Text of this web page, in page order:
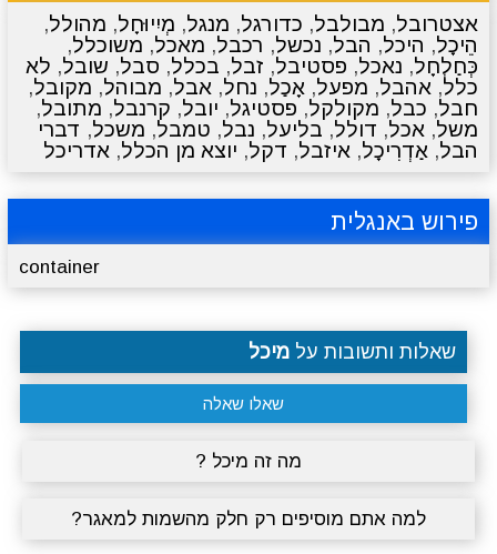
אצטרובל, מבולבל, כדורגל, מנגל, מְיִיוּחָל, מהולל,
הֵיכָל, היכל, הבל, נכשל, רכבל, מאכל, משוכלל,
כְּחַלְחָל, נאכל, פסטיבל, זבל, בכלל, סבל, שובל, לא
כלל, אהבל, מפעל, אָכַל, נחל, אבל, מבוהל, מקובל,
חבל, כבל, מקולקל, פסטיגל, יובל, קרנבל, מתובל,
משל, אכל, דולל, בליעל, נבל, טמבל, משכל, דברי
הבל, אַדְרִיכָל, איזבל, דקל, יוצא מן הכלל, אדריכל
פירוש באנגלית
container
שאלות ותשובות על מיכל
שאלו שאלה
מה זה מיכל ?
למה אתם מוסיפים רק חלק מהשמות למאגר?